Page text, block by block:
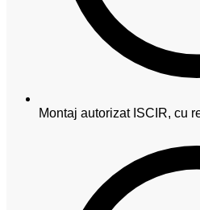
Montaj autorizat ISCIR, cu